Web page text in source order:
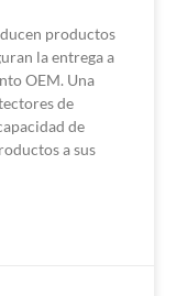
productos
la entrega a
OEM. Una
de
de
a sus